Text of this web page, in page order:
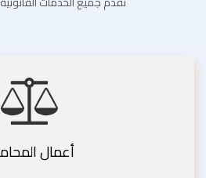
أعمال